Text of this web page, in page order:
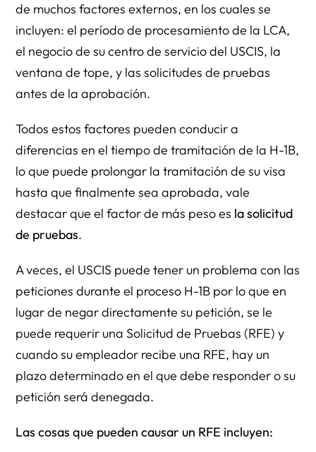
de muchos factores externos, en los cuales se
incluyen: el período de procesamiento de la LCA,
el negocio de su centro de servicio del USCIS, la
ventana de tope, y las solicitudes de pruebas
antes de la aprobación.
Todos estos factores pueden conducir a
diferencias en el tiempo de tramitación de la H-1B,
lo que puede prolongar la tramitación de su visa
hasta que finalmente sea aprobada, vale
destacar que el factor de más peso es la solicitud
de pruebas.
A veces, el USCIS puede tener un problema con las
peticiones durante el proceso H-1B por lo que en
lugar de negar directamente su petición, se le
puede requerir una Solicitud de Pruebas (RFE) y
cuando su empleador recibe una RFE, hay un
plazo determinado en el que debe responder o su
petición será denegada.
Las cosas que pueden causar un RFE incluyen: